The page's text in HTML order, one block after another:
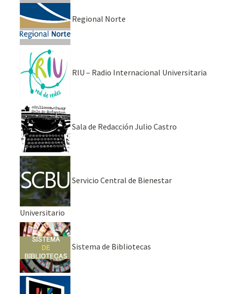
Regional Norte
RIU – Radio Internacional Universitaria
Sala de Redacción Julio Castro
Servicio Central de Bienestar
Universitario
Sistema de Bibliotecas